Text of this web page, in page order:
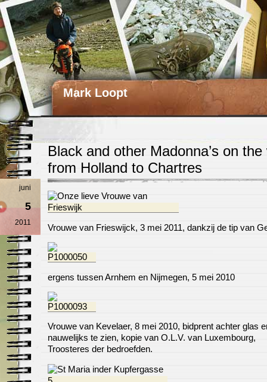
Mark Loopt
Black and other Madonna’s on the
from Holland to Chartres
juni
5
2011
Vrouwe van Frieswijck, 3 mei 2011, dankzij de tip van
ergens tussen Arnhem en Nijmegen, 5 mei 2010
Vrouwe van Kevelaer, 8 mei 2010, bidprent achter glas
nauwelijks te zien, kopie van O.L.V. van Luxembourg,
Troosteres der bedroefden.